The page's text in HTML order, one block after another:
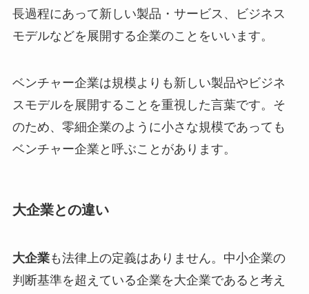
長過程にあって新しい製品・サービス、ビジネス
モデルなどを展開する企業のことをいいます。
ベンチャー企業は規模よりも新しい製品やビジネ
スモデルを展開することを重視した言葉です。そ
のため、零細企業のように小さな規模であっても
ベンチャー企業と呼ぶことがあります。
大企業との違い
大企業も法律上の定義はありません。中小企業の
判断基準を超えている企業を大企業であると考え